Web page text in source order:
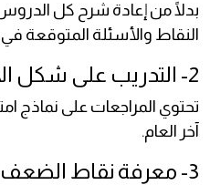
بدلًا من إعادة شرح كل
النقاط والأسئلة المتوقعة
2- التدريب على شكل الامتحان
تحتوي المراجعات على نماذج
آخر العام.
3- معرفة نقاط الضعف